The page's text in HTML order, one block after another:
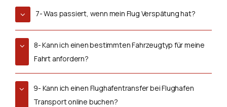
7- Was passiert, wenn mein Flug Verspätung hat?
8- Kann ich einen bestimmten Fahrzeugtyp für meine
Fahrt anfordern?
9- Kann ich einen Flughafentransfer bei Flughafen
Transport online buchen?